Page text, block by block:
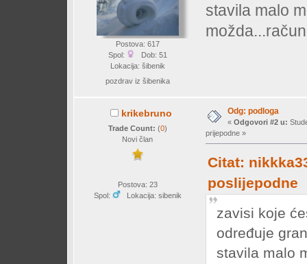
Postova: 617
Spol:
Dob: 51
Lokacija: šibenik
pozdrav iz šibenika
stavila malo
krikebruno
Trade Count: (0)
Novi član
Postova: 23
Spol:
Lokacija: sibenik
Odg: podloga
« Odgovori #2 u:
prijepodne »
Citat:
poslijepodne
zavisi koje
određuje
stavila malo